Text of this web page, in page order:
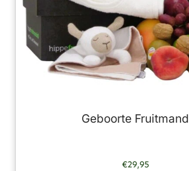
Geboorte Fruitmand
€29,95